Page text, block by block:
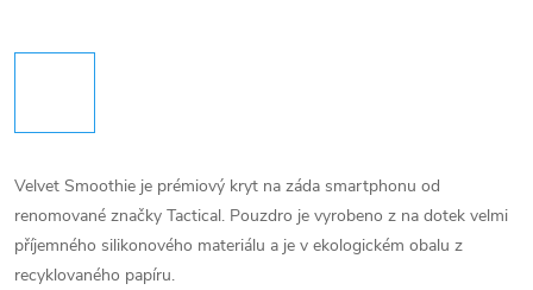
Velvet Smoothie je prémiový kryt na záda smartphonu od
renomované značky Tactical. Pouzdro je vyrobeno z na dotek velmi
příjemného silikonového materiálu a je v ekologickém obalu z
recyklovaného papíru.